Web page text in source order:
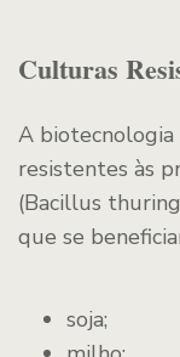
Culturas
A
resistentes às
(Bacillus
que se
soja;